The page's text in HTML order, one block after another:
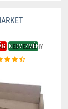
KEDVEZMÉNY